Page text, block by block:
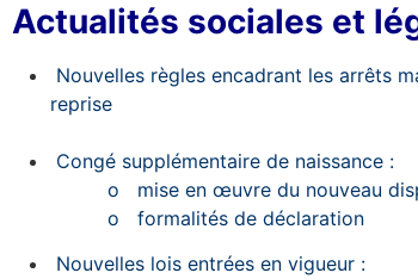
Actualités sociales et
Nouvelles règles encadrant les arrêts
reprise
Congé supplémentaire de naissance :
o
mise en œuvre du nouveau
o
formalités de déclaration
Nouvelles lois entrées en vigueur :